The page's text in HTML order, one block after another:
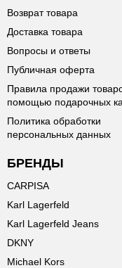
Возврат товара
Доставка товара
Вопросы и ответы
Публичная оферта
Правила продажи
помощью подарочных
Политика обработки
персональных данных
БРЕНДЫ
CARPISA
Karl Lagerfeld
Karl Lagerfeld Jeans
DKNY
Michael Kors